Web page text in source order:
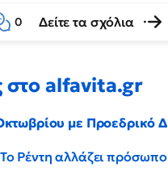
0 Δείτε τα σχόλια
στο alfavita.gr
με Προεδρικό
Ρέντη αλλάζει πρόσωπο